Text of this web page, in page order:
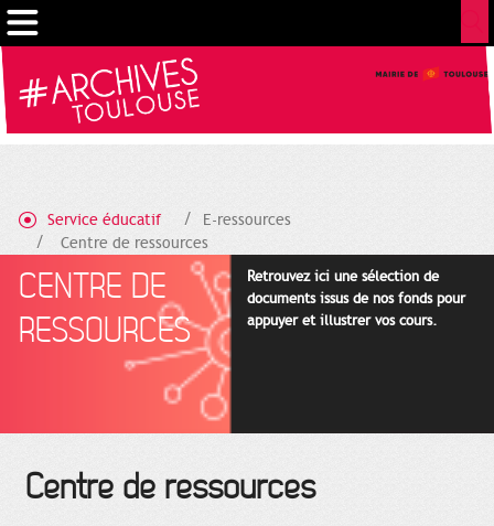
Service éducatif
E-ressources
Centre de ressources
CENTRE DE
RESSOURCES
Retrouvez ici une sélection de
documents issus de nos fonds pour
appuyer et illustrer vos cours.
Centre de ressources
Cookies management panel